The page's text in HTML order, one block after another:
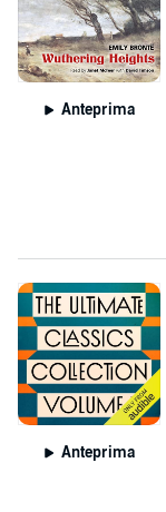
Anteprima
Anteprima